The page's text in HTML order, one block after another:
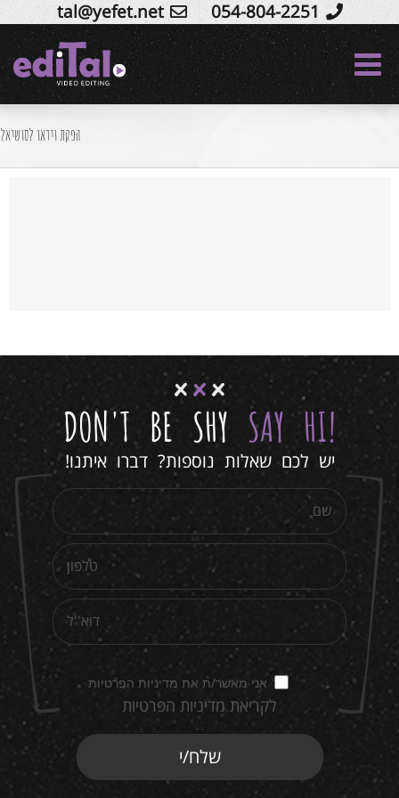
Skip
to
content
054-804-2251
tal@yefet.net
הפקת וידאו לסושיאל
!
DON'T BE SHY SAY HI
יש לכם שאלות נוספות? דברו איתנו!
אני מאשר/ת את מדיניות הפרטיות
לקריאת מדיניות הפרטיות